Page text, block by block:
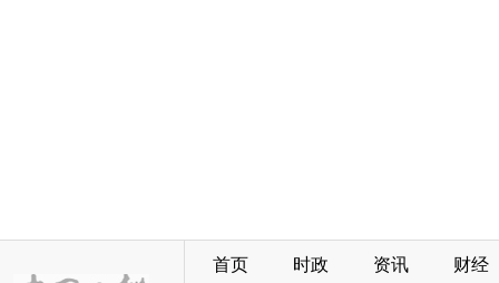
首页 时政 资讯 财经